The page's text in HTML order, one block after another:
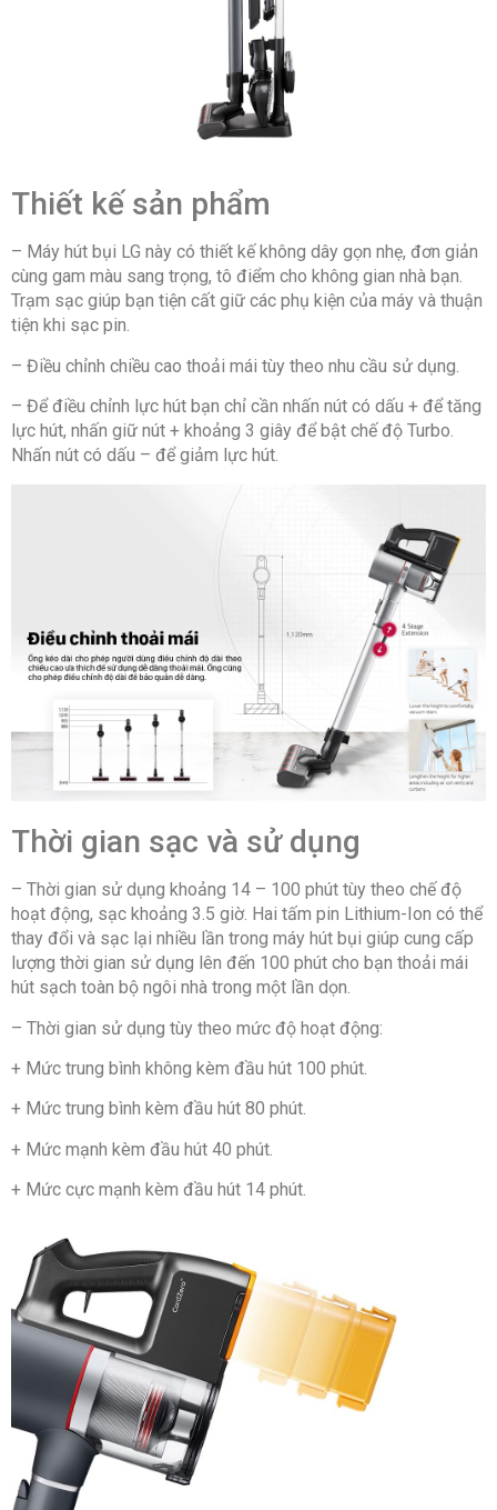
Thiết kế sản phẩm
– Máy hút bụi LG này có thiết kế không dây gọn nhẹ, đơn giản
cùng gam màu sang trọng, tô điểm cho không gian nhà bạn.
Trạm sạc giúp bạn tiện cất giữ các phụ kiện của máy và thuận
tiện khi sạc pin.
– Điều chỉnh chiều cao thoải mái tùy theo nhu cầu sử dụng.
– Để điều chỉnh lực hút bạn chỉ cần nhấn nút có dấu + để tăng
lực hút, nhấn giữ nút + khoảng 3 giây để bật chế độ Turbo.
Nhấn nút có dấu – để giảm lực hút.
Thời gian sạc và sử dụng
– Thời gian sử dụng khoảng 14 – 100 phút tùy theo chế độ
hoạt động, sạc khoảng 3.5 giờ. Hai tấm pin Lithium-Ion có thể
thay đổi và sạc lại nhiều lần trong máy hút bụi giúp cung cấp
lượng thời gian sử dụng lên đến 100 phút cho bạn thoải mái
hút sạch toàn bộ ngôi nhà trong một lần dọn.
– Thời gian sử dụng tùy theo mức độ hoạt động:
+ Mức trung bình không kèm đầu hút 100 phút.
+ Mức trung bình kèm đầu hút 80 phút.
+ Mức mạnh kèm đầu hút 40 phút.
+ Mức cực mạnh kèm đầu hút 14 phút.